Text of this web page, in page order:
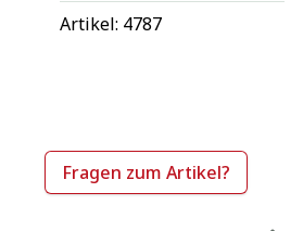
Artikel: 4787
Fragen zum Artikel?